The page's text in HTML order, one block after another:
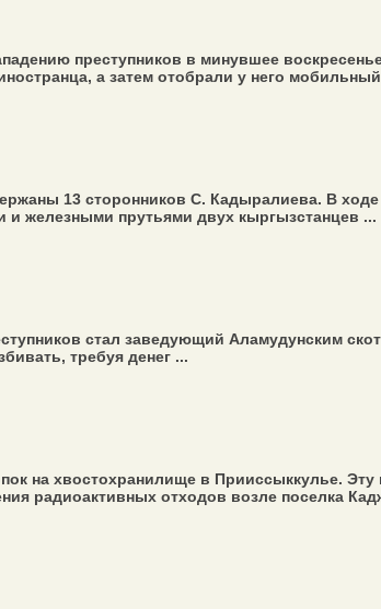
преступников в минувшее
а затем отобрали у него
13 сторонников С. Кадыралиева. В
и железными прутьями двух кыргызстанцев ...
стал заведующий Аламудунским
требуя денег ...
на хвостохранилище в Прииссыккулье.
радиоактивных отходов возле поселка